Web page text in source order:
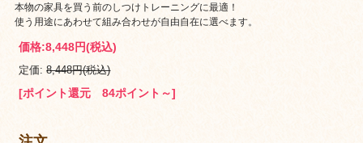
本物の家具を買う前のしつけトレーニングに最適！
使う用途にあわせて組み合わせが自由自在に選べます。
価格:8,448円(税込)
定価:8,448円(税込)
[ポイント還元 84ポイント～]